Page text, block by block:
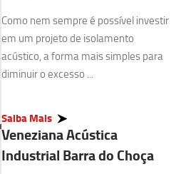
Como nem sempre é possível investir
em um projeto de isolamento
acústico, a forma mais simples para
diminuir o excesso ...
Saiba Mais
Veneziana Acústica
Industrial Barra do Choça